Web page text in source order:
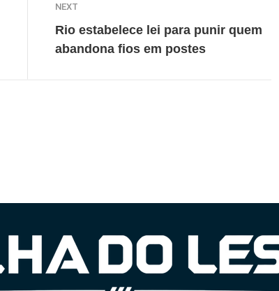
NEXT
Rio estabelece lei para punir quem
abandona fios em postes